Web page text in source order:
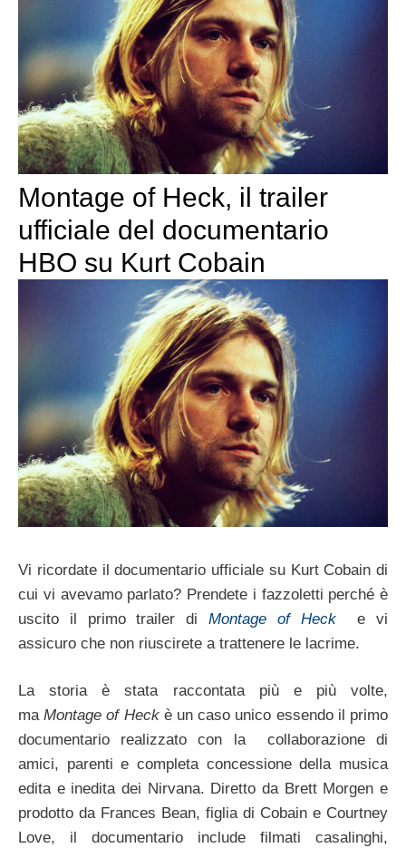
Montage of Heck, il trailer
ufficiale del documentario
HBO su Kurt Cobain
Vi ricordate il documentario ufficiale su Kurt Cobain di
cui vi avevamo parlato? Prendete i fazzoletti perché è
uscito il primo trailer di Montage of Hecke vi
assicuro che non riuscirete a trattenere le lacrime.
La storia è stata raccontata più e più volte,
maMontage of Heckè un caso unico essendo il primo
documentario realizzato con la collaborazione di
amici, parenti e completa concessione della musica
edita e inedita dei Nirvana. Diretto da Brett Morgen e
prodotto da Frances Bean, figlia di Cobain e Courtney
Love, il documentario include filmati casalinghi,